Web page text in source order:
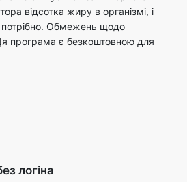
відсотка жиру в організмі, і
потрібно. Обмежень щодо
програма є безкоштовною для
логіна